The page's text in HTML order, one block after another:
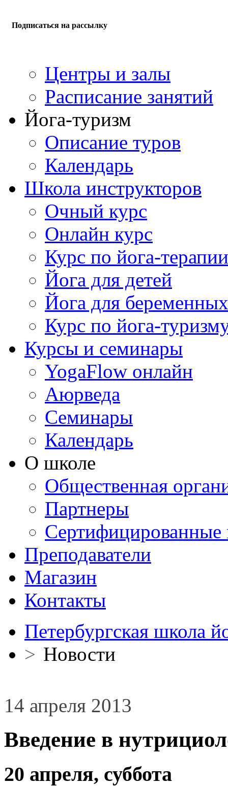
Подписаться на рассылку
Центры и залы
Расписание занятий
Йога-туризм
Описание туров
Календарь
Школа инструкторов
Очный курс
Онлайн курс
Курс по йога-терапии
Йога для детей
Йога для беременных
Курс по йога-
Курсы и семинары
YogaFlow онлайн
Аюрведа
Семинары
Календарь
О школе
Общественная
Партнеры
Сертифицированные
Преподаватели
Магазин
Контакты
Петербургская школа
> Новости
14 апреля 2013
Введение в
20 апреля, суббота